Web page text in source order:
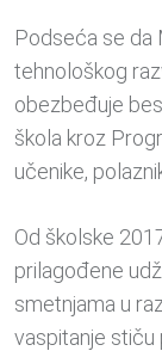
Podseća se da
tehnološkog
obezbeđuje
škola kroz
učenike,
Od školske
prilagođene
smetnjama u
vaspitanje stiču